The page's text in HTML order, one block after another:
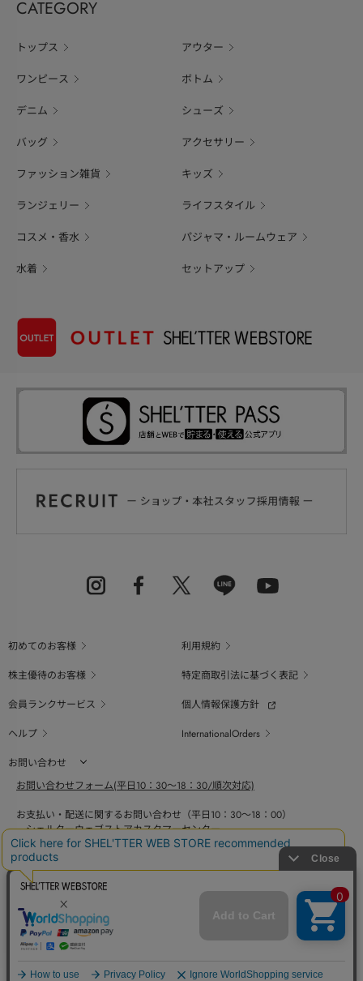
CATEGORY
トップス アウター
ワンピース ボトム
デニム シューズ
バッグ アクセサリー
ファッション雑貨 キッズ
ランジェリー ライフスタイル
コスメ・香水 パジャマ・ルームウェア
水着 セットアップ
初めてのお客様
利用規約
株主優待のお客様
特定商取引法に基づく表記
会員ランクサービス
個人情報保護方針
ヘルプ
InternationalOrders
お問い合わせ
お問い合わせフォーム(平日10：30～18：30/順次対応)
お支払い・配送に関するお問い合わせ（平日10：30～18：00）
シェルターウェブストアカスタマーセンター
0800-123-6820
商品の素材、サイズ、仕様等に関するお問い合せ（平日10：30～18：00）
バロックジャパンリミテッドコールセンター
03-6730-9191
BAROQUE JAPAN LIMITED